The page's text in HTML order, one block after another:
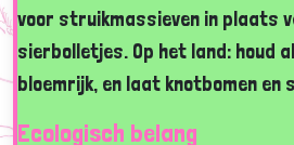
voor struikmassieven in plaats
sierbolletjes. Op het land: houd
bloemrijk, en laat knotbomen en
Ecologisch belang